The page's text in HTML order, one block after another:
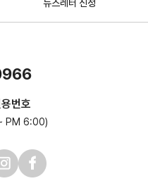
뉴스레터 신청
번호
PM 6:00)